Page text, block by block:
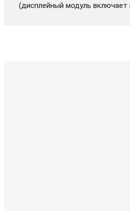
(дисплейный модуль включает